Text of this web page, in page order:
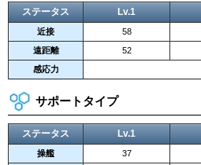
ステータス Lv.1
近接 58
遠距離
52
感応力
サポートタイプ
ステータス Lv.1
操艦 37